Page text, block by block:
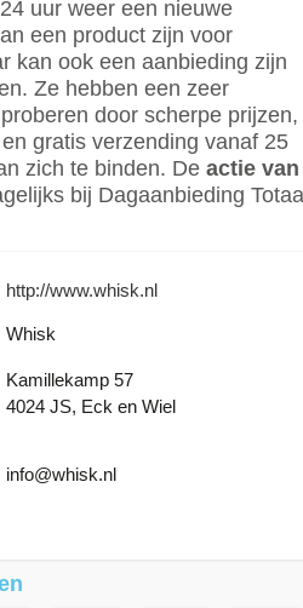
uur weer een nieuwe
een product zijn voor
kan ook een aanbieding zijn
Ze hebben een zeer
door scherpe prijzen,
gratis verzending vanaf 25
zich te binden. De actie van
bij Dagaanbieding
http://www.whisk.nl
Whisk
Kamillekamp 57
4024 JS, Eck en Wiel
info@whisk.nl